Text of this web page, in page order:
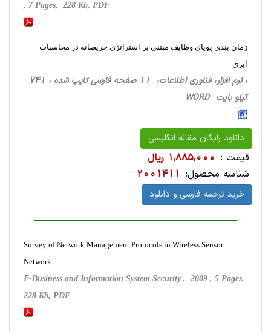
, 7 Pages, 228 Kb, PDF
زمان بندی پویای وظایف مبتنی بر استراتژی حریصانه در محاسبات
ابری
، نرم افزار، فناوری اطلاعات، 11 صفحه فارسی تایپ شده ، 741
کیلو بایت WORD
دانلود رایگان مقاله انگلیسی
قیمت : 1,885,000 ریال
شناسه محصول: 2001411
خرید ترجمه فارسی و دانلود
Survey of Network Management Protocols in Wireless Sensor
Network
E-Business and Information System Security , 2009 , 5 Pages,
228 Kb, PDF